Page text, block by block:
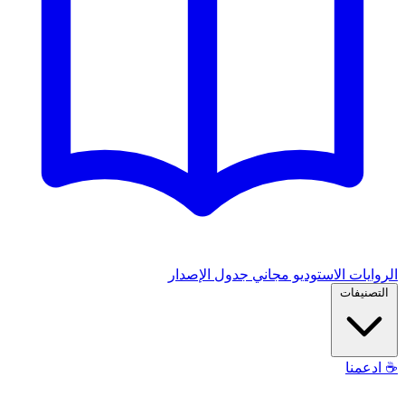
الروايات الاستوديو مجاني جدول الإصدار
التصنيفات
☕ ادعمنا